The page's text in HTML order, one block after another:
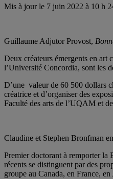
Mis à jour le 7 juin 2022 à 10 h
Guillaume Adjutor Provost,
Deux créateurs émergents en art
l’Université Concordia, sont les
D’une valeur de 60 500 dollars
créatrice et d’organiser des
Faculté des arts de l’UQAM et
Claudine et Stephen Bronfman
Premier doctorant à remporter la
récents se distinguent par des
groupe au Canada, en France,